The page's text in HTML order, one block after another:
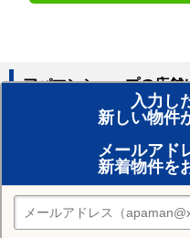
入力し
新しい物件
メールアド
新着物件を
アパマンショップの店舗
賃貸のプロがお部屋探し！
おまかせ物件リクエスト
住みたい街の店舗を探す
店舗検索